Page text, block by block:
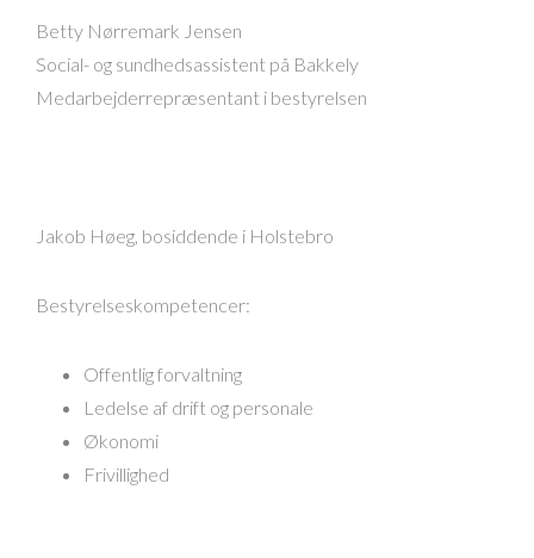
Betty Nørremark Jensen
Social- og sundhedsassistent på Bakkely
Medarbejderrepræsentant i bestyrelsen
Jakob Høeg, bosiddende i Holstebro
Bestyrelseskompetencer:
Offentlig forvaltning
Ledelse af drift og personale
Økonomi
Frivillighed